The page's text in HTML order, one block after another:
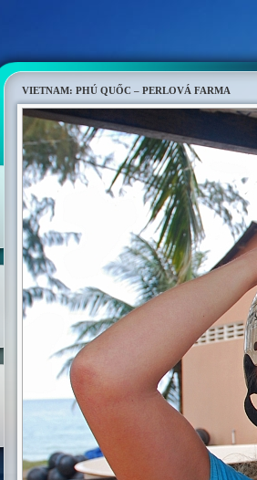
VIETNAM: PHÚ QUỐC – PERLOVÁ FARMA